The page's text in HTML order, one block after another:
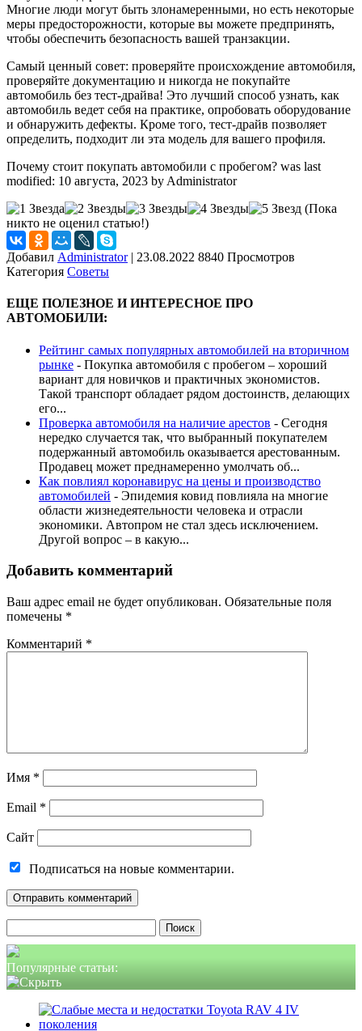
Многие люди могут быть злонамеренными, но есть некоторые
меры предосторожности, которые вы можете предпринять,
чтобы обеспечить безопасность вашей транзакции.
Самый ценный совет: проверяйте происхождение автомобиля,
проверяйте документацию и никогда не покупайте
автомобиль без тест-драйва! Это лучший способ узнать, как
автомобиль ведет себя на практике, опробовать оборудование
и обнаружить дефекты. Кроме того, тест-драйв позволяет
определить, подходит ли эта модель для вашего профиля.
Почему стоит покупать автомобили с пробегом? was last
modified: 10 августа, 2023 by Administrator
(Пока
никто не оценил статью!)
Добавил Administrator | 23.08.2022 8840 Просмотров
Категория Советы
ЕЩЕ ПОЛЕЗНОЕ И ИНТЕРЕСНОЕ ПРО
АВТОМОБИЛИ:
Рейтинг самых популярных автомобилей на вторичном
рынке - Покупка автомобиля с пробегом – хороший
вариант для новичков и практичных экономистов.
Такой транспорт обладает рядом достоинств, делающих
его...
Проверка автомобиля на наличие арестов - Сегодня
нередко случается так, что выбранный покупателем
подержанный автомобиль оказывается арестованным.
Продавец может преднамеренно умолчать об...
Как повлиял коронавирус на цены и производство
автомобилей - Эпидемия ковид повлияла на многие
области жизнедеятельности человека и отрасли
экономики. Автопром не стал здесь исключением.
Другой вопрос – в какую...
Добавить комментарий
Ваш адрес email не будет опубликован. Обязательные поля
помечены *
Комментарий *
Имя *
Email *
Сайт
Подписаться на новые комментарии.
Популярные статьи: